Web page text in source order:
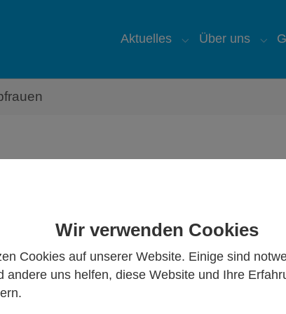
Wir verwenden Cookies
Cookies auf unserer Website. Einige sind
andere uns helfen, diese Website und Ihre
Aktuelles
Submenu for
Über uns
und Vorstand Ortsausschuss
Katrin Elsenheimer